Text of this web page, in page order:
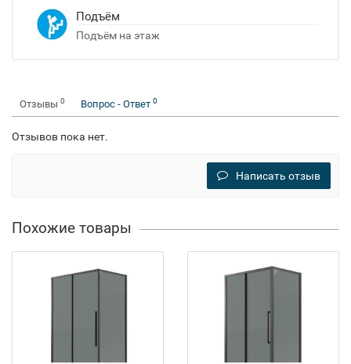
Подъём
Подъём на этаж
Отзывы 0 Вопрос - Ответ 0
Отзывов пока нет.
Написать отзыв
Похожие товары